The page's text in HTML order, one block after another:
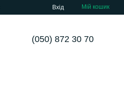
Вхід Мій кошик
(050) 872 30 70